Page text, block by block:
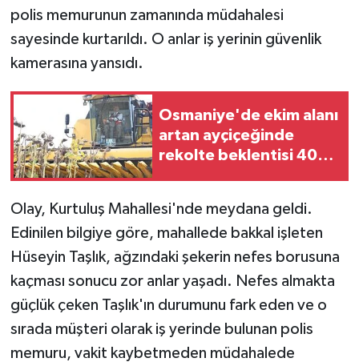
polis memurunun zamanında müdahalesi
sayesinde kurtarıldı. O anlar iş yerinin güvenlik
kamerasına yansıdı.
Osmaniye'de ekim alanı
artan ayçiçeğinde
rekolte beklentisi 40
Olay, Kurtuluş Mahallesi'nde meydana geldi.
Edinilen bilgiye göre, mahallede bakkal işleten
Hüseyin Taşlık, ağzındaki şekerin nefes borusuna
kaçması sonucu zor anlar yaşadı. Nefes almakta
güçlük çeken Taşlık'ın durumunu fark eden ve o
sırada müşteri olarak iş yerinde bulunan polis
memuru, vakit kaybetmeden müdahalede